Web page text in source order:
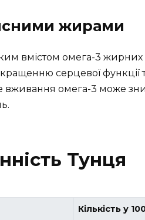
жирами
вмістом омега-3
серцевої
вживання омега-3 може
Тунця
Кількість у